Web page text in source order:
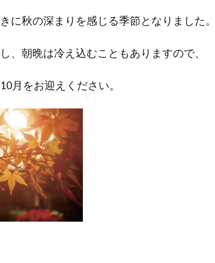
に秋の深まりを感じる季節となりました。
、朝晩は冷え込むこともありますので、
月をお迎えください。